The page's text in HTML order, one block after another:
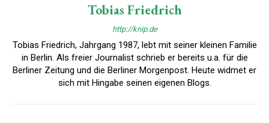
Tobias Friedrich
http://knip.de
Tobias Friedrich, Jahrgang 1987, lebt mit seiner kleinen Familie
in Berlin. Als freier Journalist schrieb er bereits u.a. für die
Berliner Zeitung und die Berliner Morgenpost. Heute widmet er
sich mit Hingabe seinen eigenen Blogs.